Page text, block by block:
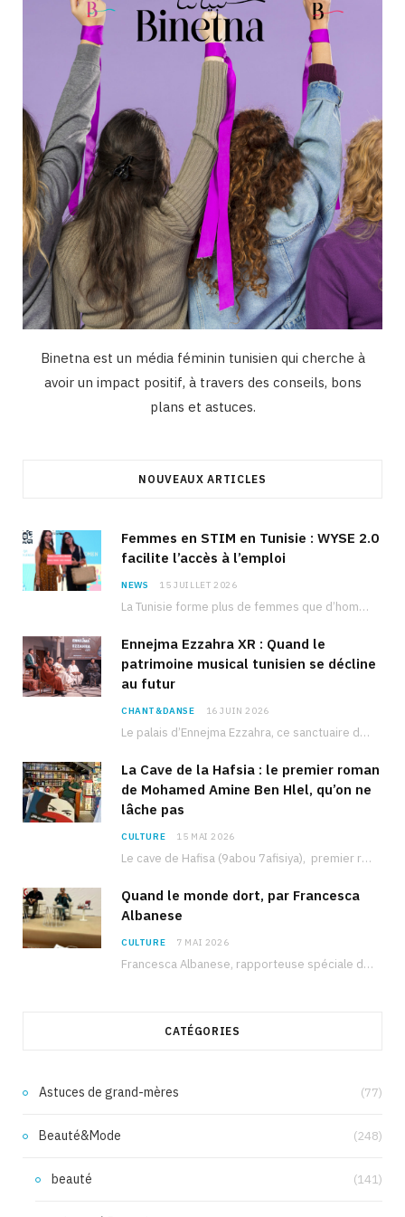
e
I
Binetna est un média féminin tunisien qui cherche à
avoir un impact positif, à travers des conseils, bons
plans et astuces.
NOUVEAUX ARTICLES
Femmes en STIM en Tunisie : WYSE 2.0
facilite l’accès à l’emploi
NEWS 15 JUILLET 2026
La Tunisie forme plus de femmes que d’hommes dans les filières scientifiques. Pourtant, pour beaucoup…
Ennejma Ezzahra XR : Quand le
patrimoine musical tunisien se décline
au futur
CHANT&DANSE 16 JUIN 2026
Le palais d’Ennejma Ezzahra, ce sanctuaire de la musique tunisienne et méditerranéenne construit par le…
La Cave de la Hafsia : le premier roman
de Mohamed Amine Ben Hlel, qu’on ne
lâche pas
CULTURE 15 MAI 2026
Le cave de Hafisa (9abou 7afisiya), premier roman du journaliste tunisien Mohamed Amine Ben Hlel,…
Quand le monde dort, par Francesca
Albanese
CULTURE 7 MAI 2026
Francesca Albanese, rapporteuse spéciale de l’ONU sur les territoires palestiniens occupés, était à Tunis pour…
CATÉGORIES
Astuces de grand-mères (77)
Beauté&Mode (248)
beauté (141)